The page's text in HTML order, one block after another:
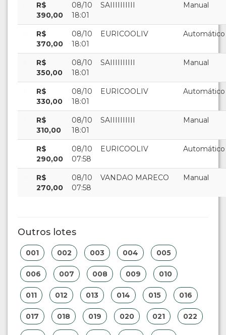
R$
390,00
08/10
18:01
SAIIIIIIIIII Manual
R$
370,00
08/10
18:01
EURICOOLIV Automático
R$
350,00
08/10
18:01
SAIIIIIIIIII Manual
R$
330,00
08/10
18:01
EURICOOLIV Automático
R$
310,00
08/10
18:01
SAIIIIIIIIII Manual
R$
290,00
08/10
07:58
EURICOOLIV Automático
R$
270,00
08/10
07:58
VANDAO MARECO Manual
Outros lotes
001 002 003 004 005
006 007 008 009 010
011 012 013 014 015 016
017 018 019 020 021 022